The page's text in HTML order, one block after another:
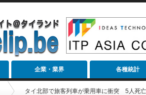
企業・業界 各種統計
タイ北部で旅客列車が乗用車に衝突 5人死